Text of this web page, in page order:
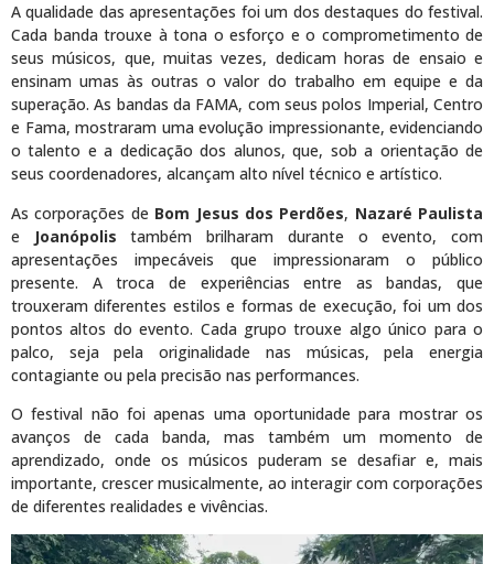
A qualidade das apresentações foi um dos destaques do festival.
Cada banda trouxe à tona o esforço e o comprometimento de
seus músicos, que, muitas vezes, dedicam horas de ensaio e
ensinam umas às outras o valor do trabalho em equipe e da
superação. As bandas da FAMA, com seus polos Imperial, Centro
e Fama, mostraram uma evolução impressionante, evidenciando
o talento e a dedicação dos alunos, que, sob a orientação de
seus coordenadores, alcançam alto nível técnico e artístico.
As corporações de Bom Jesus dos Perdões, Nazaré Paulista
e
Joanópolis também brilharam durante o evento, com
apresentações impecáveis que impressionaram o público
presente. A troca de experiências entre as bandas, que
trouxeram diferentes estilos e formas de execução, foi um dos
pontos altos do evento. Cada grupo trouxe algo único para o
palco, seja pela originalidade nas músicas, pela energia
contagiante ou pela precisão nas performances.
O festival não foi apenas uma oportunidade para mostrar os
avanços de cada banda, mas também um momento de
aprendizado, onde os músicos puderam se desafiar e, mais
importante, crescer musicalmente, ao interagir com corporações
de diferentes realidades e vivências.